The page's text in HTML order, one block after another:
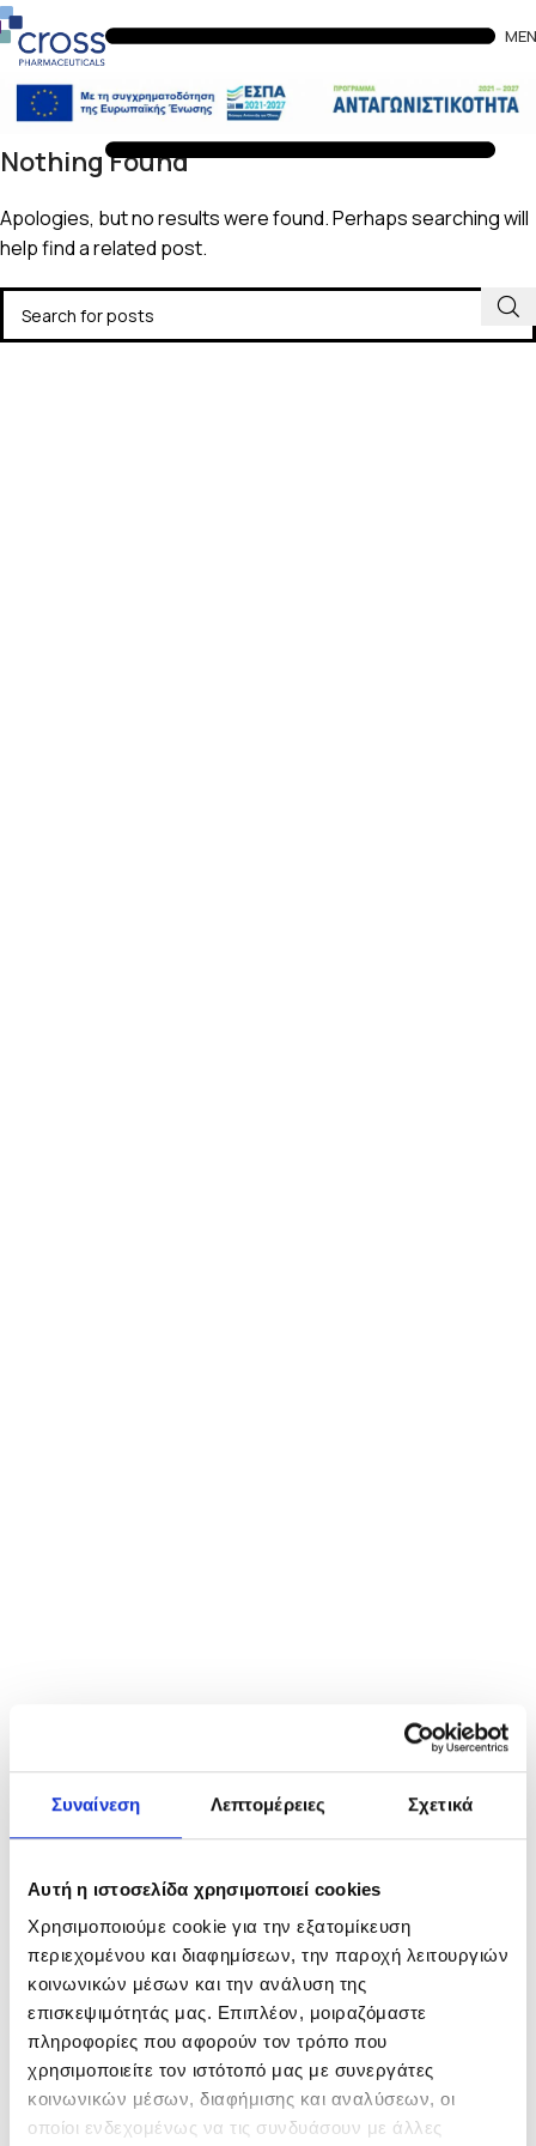
Συναίνεση Λεπτομέρειες Σχετικά
Αυτή η ιστοσελίδα χρησιμοποιεί cookies
Χρησιμοποιούμε cookie για την εξατομίκευση
περιεχομένου και διαφημίσεων, την παροχή λειτουργιών
κοινωνικών μέσων και την ανάλυση της
επισκεψιμότητάς μας. Επιπλέον, μοιραζόμαστε
πληροφορίες που αφορούν τον τρόπο που
χρησιμοποιείτε τον ιστότοπό μας με συνεργάτες
κοινωνικών μέσων, διαφήμισης και αναλύσεων, οι
οποίοι ενδεχομένως να τις συνδυάσουν με άλλες
Nothing Found
Apologies, but no results were found. Perhaps searching will
help find a related post.